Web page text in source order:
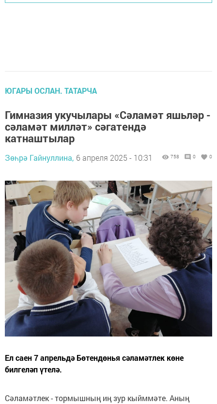
ЮГАРЫ ОСЛАН. ТАТАРЧА
Гимназия укучылары «Сәламәт яшьләр -
сәламәт милләт» сәгатендә
катнаштылар
Зөһрә Гайнуллина, 6 апреля 2025 - 10:31 758 0 0
Ел саен 7 апрельдә Бөтендөнья сәламәтлек көне
билгеләп үтелә.
Сәламәтлек - тормышның иң зур кыйммәте. Аның